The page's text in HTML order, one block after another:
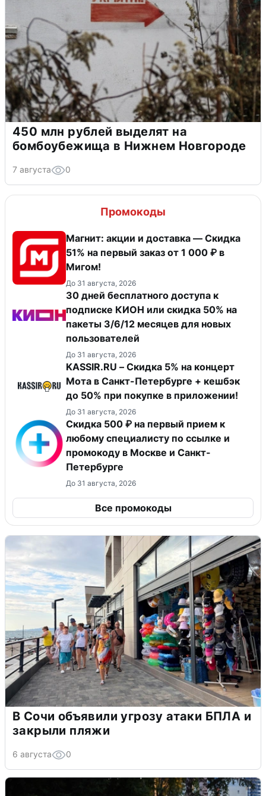
450 млн рублей выделят на
бомбоубежища в Нижнем Новгороде
7 августа 0
Промокоды
Магнит: акции и доставка — Скидка
51% на первый заказ от 1 000 ₽ в
Мигом!
До 31 августа, 2026
30 дней бесплатного доступа к
подписке КИОН или скидка 50% на
пакеты 3/6/12 месяцев для новых
пользователей
До 31 августа, 2026
KASSIR.RU – Скидка 5% на концерт
Мота в Санкт-Петербурге + кешбэк
до 50% при покупке в приложении!
До 31 августа, 2026
Скидка 500 ₽ на первый прием к
любому специалисту по ссылке и
промокоду в Москве и Санкт-
Петербурге
До 31 августа, 2026
Все промокоды
В Сочи объявили угрозу атаки БПЛА и
закрыли пляжи
6 августа 0